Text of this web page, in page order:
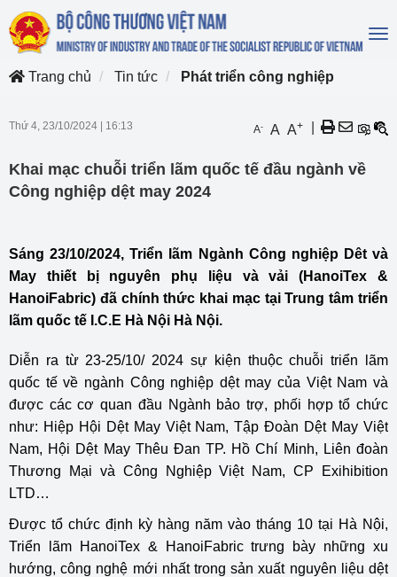
Trang chủ
Tin tức Phát triển công nghiệp
Thứ 4, 23/10/2024 16:13 A- A A+
Khai mạc chuỗi triển lãm quốc tế đầu ngành về
Công nghiệp dệt may 2024
Sáng 23/10/2024, Triển lãm Ngành Công nghiệp Dêt và
May thiết bị nguyên phụ liệu và vải (HanoiTex &
HanoiFabric) đã chính thức khai mạc tại Trung tâm triển
lãm quốc tế I.C.E Hà Nội Hà Nội.
Diễn ra từ 23-25/10/ 2024 sự kiện thuộc chuỗi triển lãm
quốc tế về ngành Công nghiệp dệt may của Việt Nam và
được các cơ quan đầu Ngành bảo trợ, phối hợp tổ chức
như: Hiệp Hội Dệt May Việt Nam, Tập Đoàn Dệt May Việt
Nam, Hội Dệt May Thêu Đan TP. Hồ Chí Minh, Liên đoàn
Thương Mại và Công Nghiệp Việt Nam, CP Exihibition
LTD…
Được tổ chức định kỳ hàng năm vào tháng 10 tại Hà Nội,
Triển lãm HanoiTex & HanoiFabric trưng bày những xu
hướng, công nghệ mới nhất trong sản xuất nguyên liệu dệt